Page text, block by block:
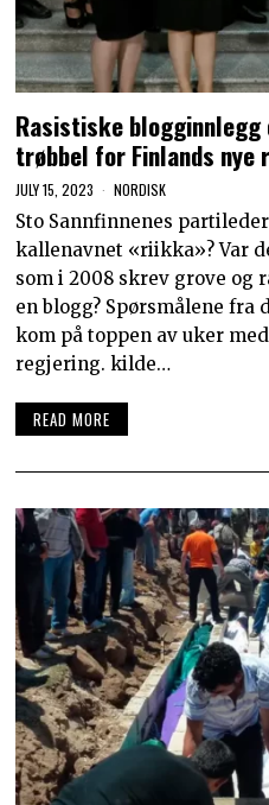
Rasistiske
trøbbel for Finlands nye
JULY 15, 2023 NORDISK
Sto Sannfinnenes
kallenavnet «riikka»? Var
som i 2008 skrev grove og
en blogg? Spørsmålene fra
kom på toppen av uker
regjering. kilde…
READ MORE